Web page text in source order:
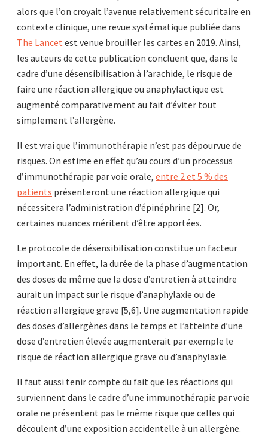
alors que l’on croyait l’avenue relativement sécuritaire en
contexte clinique, une revue systématique publiée dans
The Lancet est venue brouiller les cartes en 2019. Ainsi,
les auteurs de cette publication concluent que, dans le
cadre d’une désensibilisation à l’arachide, le risque de
faire une réaction allergique ou anaphylactique est
augmenté comparativement au fait d’éviter tout
simplement l’allergène.
Il est vrai que l’immunothérapie n’est pas dépourvue de
risques. On estime en effet qu’au cours d’un processus
d’immunothérapie par voie orale, entre 2 et 5 % des
patients présenteront une réaction allergique qui
nécessitera l’administration d’épinéphrine [2]. Or,
certaines nuances méritent d’être apportées.
Le protocole de désensibilisation constitue un facteur
important. En effet, la durée de la phase d’augmentation
des doses de même que la dose d’entretien à atteindre
aurait un impact sur le risque d’anaphylaxie ou de
réaction allergique grave [5,6]. Une augmentation rapide
des doses d’allergènes dans le temps et l’atteinte d’une
dose d’entretien élevée augmenterait par exemple le
risque de réaction allergique grave ou d’anaphylaxie.
Il faut aussi tenir compte du fait que les réactions qui
surviennent dans le cadre d’une immunothérapie par voie
orale ne présentent pas le même risque que celles qui
découlent d’une exposition accidentelle à un allergène.